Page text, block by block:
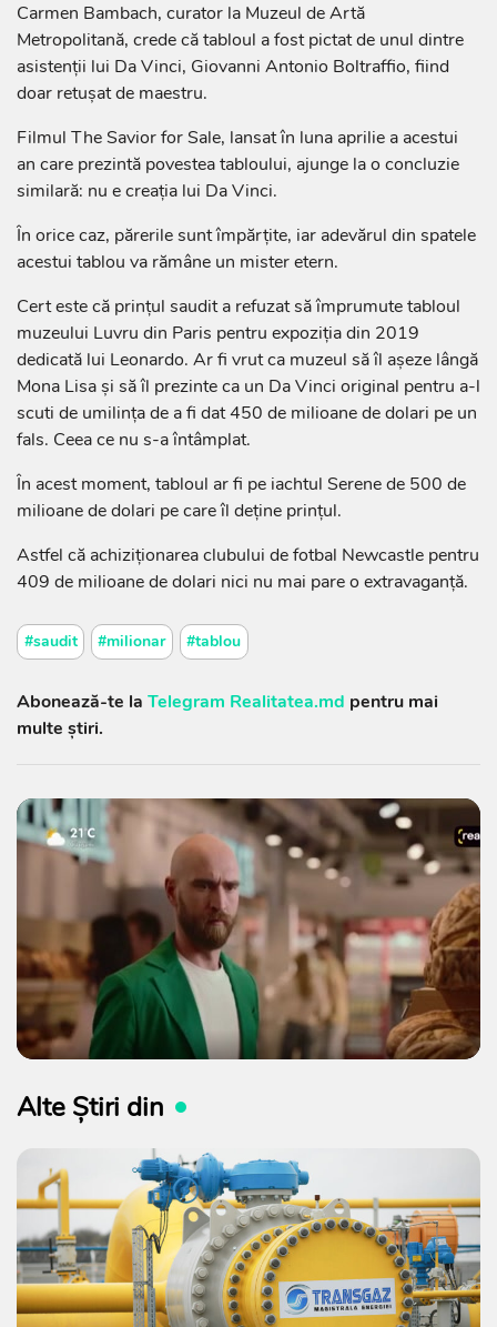
Carmen Bambach, curator la Muzeul de Artă
Metropolitană, crede că tabloul a fost pictat de unul dintre
asistenții lui Da Vinci, Giovanni Antonio Boltraffio, fiind
doar retușat de maestru.
Filmul The Savior for Sale, lansat în luna aprilie a acestui
an care prezintă povestea tabloului, ajunge la o concluzie
similară: nu e creația lui Da Vinci.
În orice caz, părerile sunt împărțite, iar adevărul din spatele
acestui tablou va rămâne un mister etern.
Cert este că prințul saudit a refuzat să împrumute tabloul
muzeului Luvru din Paris pentru expoziția din 2019
dedicată lui Leonardo. Ar fi vrut ca muzeul să îl așeze lângă
Mona Lisa și să îl prezinte ca un Da Vinci original pentru a-l
scuti de umilința de a fi dat 450 de milioane de dolari pe un
fals. Ceea ce nu s-a întâmplat.
În acest moment, tabloul ar fi pe iachtul Serene de 500 de
milioane de dolari pe care îl deține prințul.
Astfel că achiziționarea clubului de fotbal Newcastle pentru
409 de milioane de dolari nici nu mai pare o extravaganță.
#saudit #milionar #tablou
Abonează-te la Telegram Realitatea.md pentru mai
multe știri.
Alte Știri din